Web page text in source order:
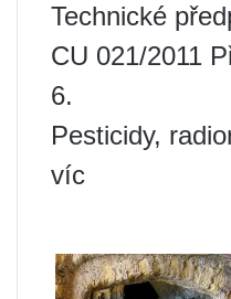
Technické
CU 021/2011
6.
Pesticidy,
víc